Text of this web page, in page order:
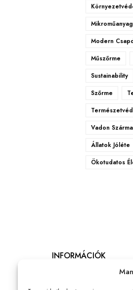
Modern
Műszőrme
Sustainability
Szőrme
Vadon
Állatok Jóléte
Ökotudatos
INFORMÁCIÓK
Általános szerződési
Adatkezelési tájékoztató